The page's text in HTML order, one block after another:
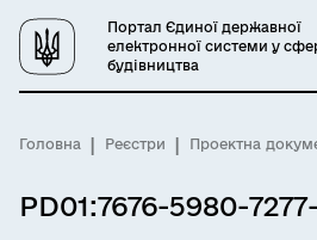
Портал Єдиної державної
електронної системи у
будівництва
Головна Реєстри Проектна
PD01:7676-5980-